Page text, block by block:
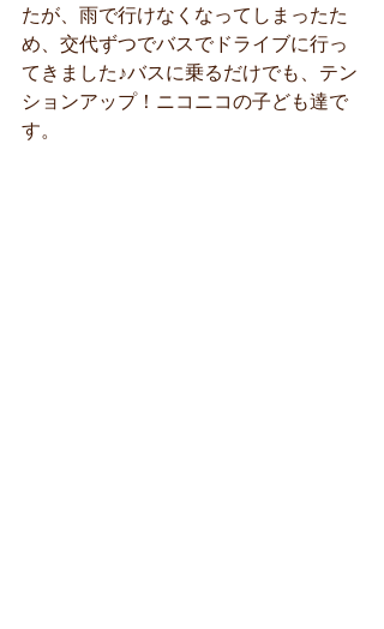
たが、雨で行けなくなってしまったた
め、交代ずつでバスでドライブに行っ
てきました♪バスに乗るだけでも、テン
ションアップ！ニコニコの子ども達で
す。